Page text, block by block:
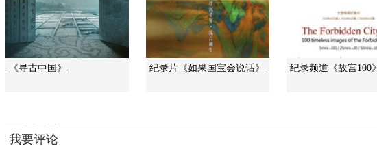
《寻古中国》 纪录片《如果国宝会说话》 纪录频道《故宫100》